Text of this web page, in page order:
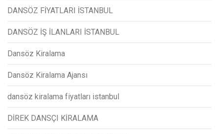
DANSÖZ FİYATLARI İSTANBUL
DANSÖZ İŞ İLANLARI İSTANBUL
Dansöz Kiralama
Dansöz Kiralama Ajansı
dansöz kiralama fiyatları istanbul
DİREK DANSÇI KİRALAMA